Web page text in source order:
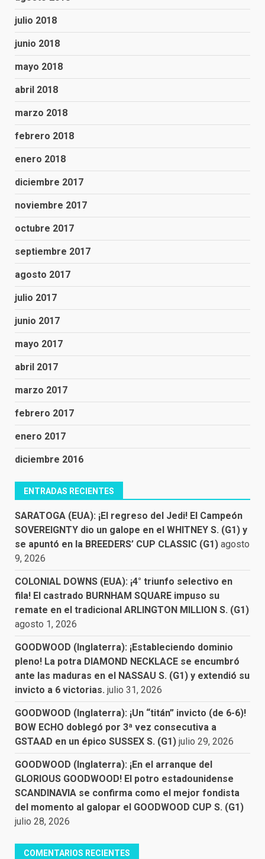
julio 2018
junio 2018
mayo 2018
abril 2018
marzo 2018
febrero 2018
enero 2018
diciembre 2017
noviembre 2017
octubre 2017
septiembre 2017
agosto 2017
julio 2017
junio 2017
mayo 2017
abril 2017
marzo 2017
febrero 2017
enero 2017
diciembre 2016
ENTRADAS RECIENTES
SARATOGA (EUA): ¡El regreso del Jedi! El Campeón
SOVEREIGNTY dio un galope en el WHITNEY S. (G1) y
se apuntó en la BREEDERS’ CUP CLASSIC (G1) agosto
9, 2026
COLONIAL DOWNS (EUA): ¡4° triunfo selectivo en
fila! El castrado BURNHAM SQUARE impuso su
remate en el tradicional ARLINGTON MILLION S. (G1)
agosto 1, 2026
GOODWOOD (Inglaterra): ¡Estableciendo dominio
pleno! La potra DIAMOND NECKLACE se encumbró
ante las maduras en el NASSAU S. (G1) y extendió su
invicto a 6 victorias. julio 31, 2026
GOODWOOD (Inglaterra): ¡Un “titán” invicto (de 6-6)!
BOW ECHO doblegó por 3ª vez consecutiva a
GSTAAD en un épico SUSSEX S. (G1) julio 29, 2026
GOODWOOD (Inglaterra): ¡En el arranque del
GLORIOUS GOODWOOD! El potro estadounidense
SCANDINAVIA se confirma como el mejor fondista
del momento al galopar el GOODWOOD CUP S. (G1)
julio 28, 2026
COMENTARIOS RECIENTES